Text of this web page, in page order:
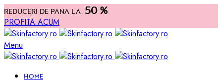
Reduceri de pana la 50 %
PROFITA ACUM
Menu
HOME